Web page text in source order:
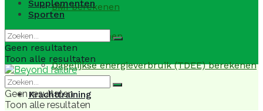
BMI berekenen
BMR berekenen
Dagelijkse energieverbruik (TDEE) berekenen
Krachttraining
Supplementen
Sporten
Geen resultaten
Toon alle resultaten
Geen resultaten
Toon alle resultaten